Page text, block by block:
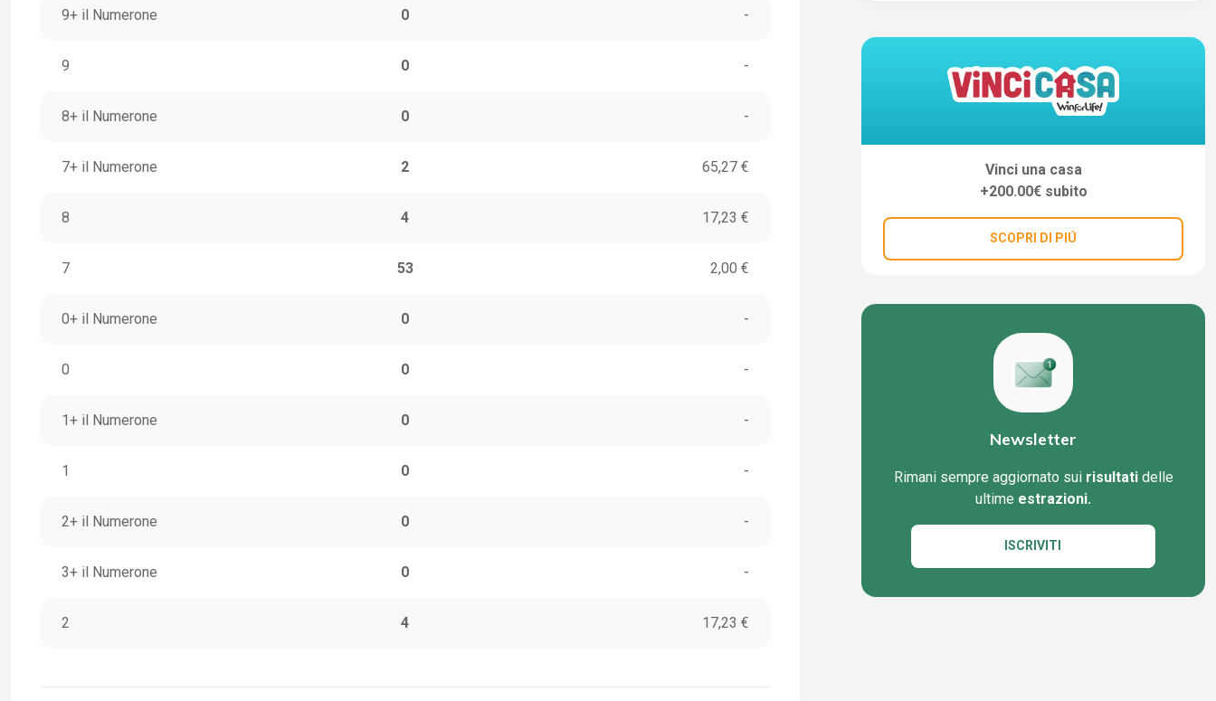
9+ il Numerone 0 -
9 0 -
8+ il Numerone 0 -
7+ il Numerone 2 65,27 €
8 4 17,23 €
7 53 2,00 €
0+ il Numerone 0 -
0 0 -
1+ il Numerone 0 -
1 0 -
2+ il Numerone 0 -
3+ il Numerone 0 -
2 4 17,23 €
Vinci una casa
+200.00€ subito
SCOPRI DI PIÚ
Newsletter
Rimani sempre aggiornato sui risultatidelle
ultime estrazioni.
ISCRIVITI